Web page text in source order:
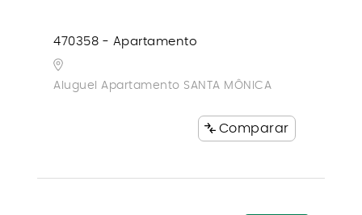
470358 - Apartamento
Aluguel Apartamento SANTA MÔNICA
Comparar